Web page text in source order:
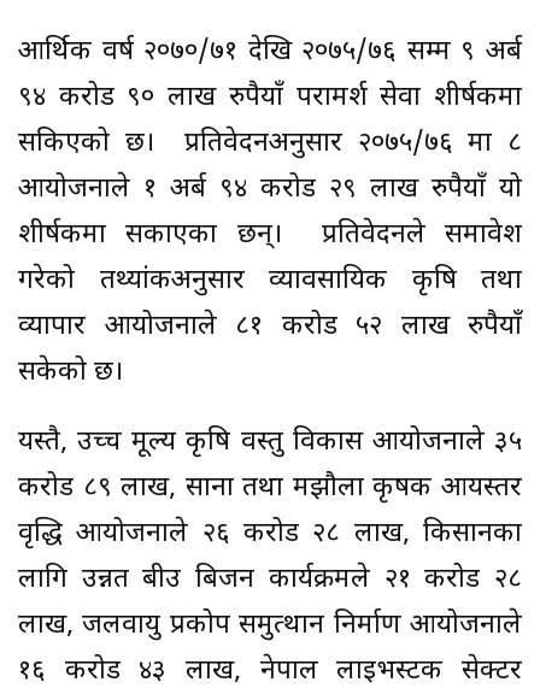
आर्थिक वर्ष २०७०/७१ देखि २०७५/७६ सम्म ९ अर्ब
९४ करोड ९० लाख रुपैयाँ परामर्श सेवा शीर्षकमा
सकिएको छ। प्रतिवेदनअनुसार २०७५/७६ मा ८
आयोजनाले १ अर्ब ९४ करोड २९ लाख रुपैयाँ यो
शीर्षकमा सकाएका छन्। प्रतिवेदनले समावेश
गरेको तथ्यांकअनुसार व्यावसायिक कृषि तथा
व्यापार आयोजनाले ८१ करोड ५२ लाख रुपैयाँ
सकेको छ।
यस्तै, उच्च मूल्य कृषि वस्तु विकास आयोजनाले ३५
करोड ८९ लाख, साना तथा मझौला कृषक आयस्तर
वृद्धि आयोजनाले २६ करोड २८ लाख, किसानका
लागि उन्नत बीउ बिजन कार्यक्रमले २१ करोड २८
लाख, जलवायु प्रकोप समुत्थान निर्माण आयोजनाले
१६ करोड ४३ लाख, नेपाल लाइभस्टक सेक्टर